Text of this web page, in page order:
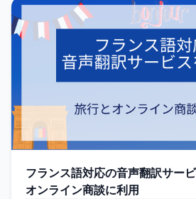
フランス語対応の音声翻訳サー
オンライン商談に利用